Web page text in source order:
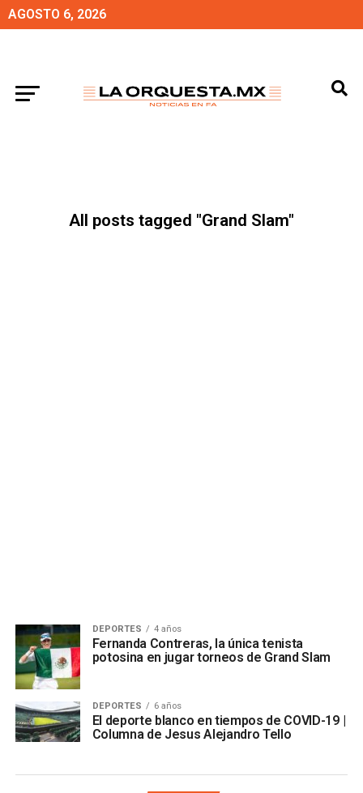
AGOSTO 6, 2026
All posts tagged "Grand Slam"
DEPORTES 4 años
Fernanda Contreras, la única tenista
potosina en jugar torneos de Grand Slam
DEPORTES 6 años
El deporte blanco en tiempos de COVID-19 |
Columna de Jesus Alejandro Tello